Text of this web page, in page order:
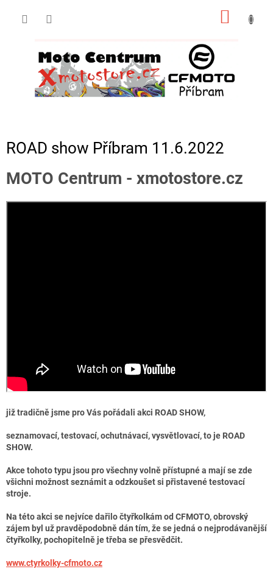
ROAD show Příbram 11.6.2022
MOTO Centrum - xmotostore.cz
již tradičně jsme pro Vás pořádali akci ROAD SHOW,
seznamovací, testovací, ochutnávací, vysvětlovací, to je ROAD
SHOW.
Akce tohoto typu jsou pro všechny volně přístupné a mají se zde
všichni možnost seznámit a odzkoušet si přistavené testovací
stroje.
Na této akci se nejvíce dařilo čtyřkolkám od CFMOTO, obrovský
zájem byl už pravděpodobně dán tím, že se jedná o nejprodávanější
čtyřkolky, pochopitelně je třeba se přesvědčit.
www.ctyrkolky-cfmoto.cz